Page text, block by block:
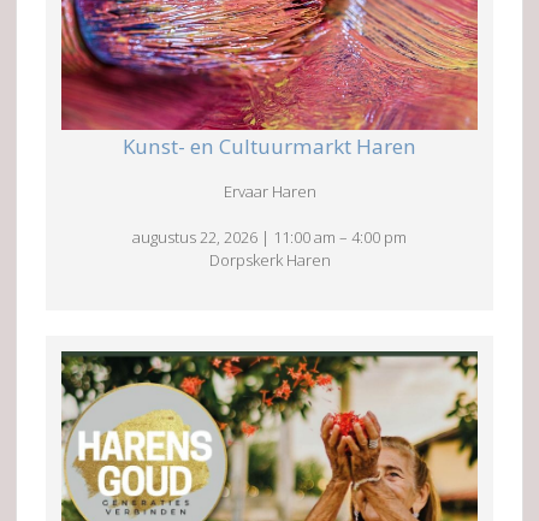
Kunst- en Cultuurmarkt Haren
Ervaar Haren
augustus 22, 2026 | 11:00 am – 4:00 pm
Dorpskerk Haren